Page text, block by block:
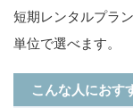
短期レンタルプラ
単位で選べます。
こんな人におす